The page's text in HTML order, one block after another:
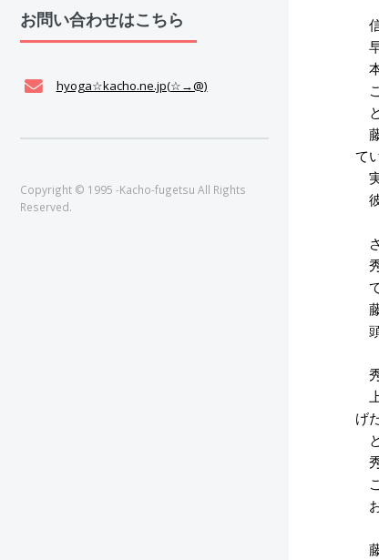
て
げ
お問い合わせはこちら
hyoga☆kacho.ne.jp(☆→@)
Copyright © 1995 -Kacho-fugetsu All Rights
Reserved.